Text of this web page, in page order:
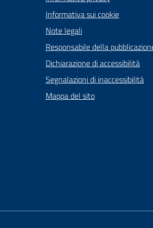
Informativa sui cookie
Note legali
Responsabile della
Dichiarazione di accessibilità
Segnalazioni di inaccessibilità
Mappa del sito